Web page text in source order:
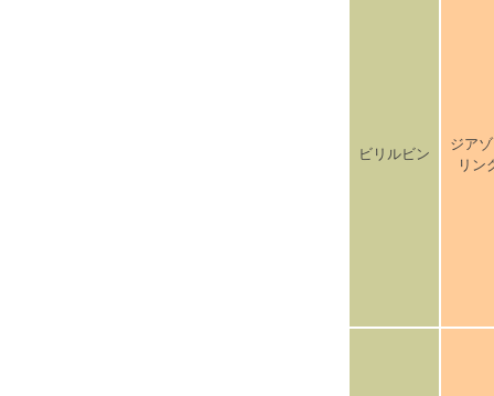
ビリルビン
ジア
リン